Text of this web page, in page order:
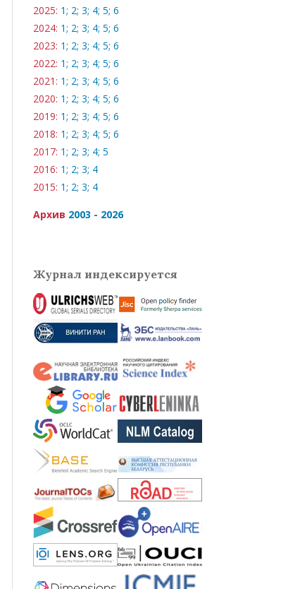
2025: 1; 2; 3; 4; 5; 6
2024: 1; 2; 3; 4; 5; 6
2023: 1; 2; 3; 4; 5; 6
2022: 1; 2; 3; 4; 5; 6
2021: 1; 2; 3; 4; 5; 6
2020: 1; 2; 3; 4; 5; 6
2019: 1; 2; 3; 4; 5; 6
2018: 1; 2; 3; 4; 5; 6
2017: 1; 2; 3; 4; 5
2016: 1; 2; 3; 4
2015: 1; 2; 3; 4
Архив 2003 - 2026
Журнал индексируется